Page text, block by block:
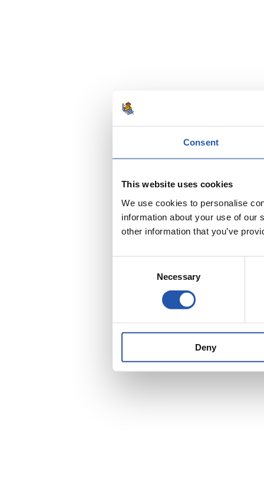
Consent
This website uses cookies
We use cookies to personalise
information about your use of our
other information that you’ve
Necessary
Deny